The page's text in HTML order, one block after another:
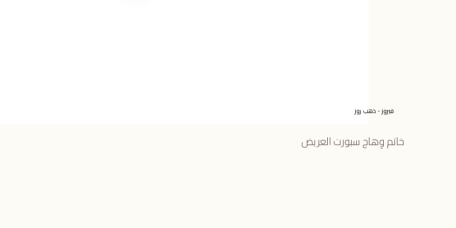
فيروز - ذهب روز
خاتم وِهاج سبورت العريض